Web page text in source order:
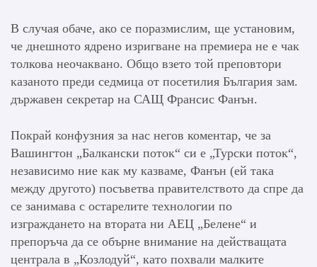
В случая обаче, ако се поразмислим, ще установим,
че днешното ядрено изригване на премиера не е чак
толкова неочаквано. Общо взето той преповтори
казаното преди седмица от посетилия България зам.
държавен секретар на САЩ Франсис Фанън.
Покрай конфузния за нас негов коментар, че за
Вашингтон „Балкански поток“ си е „Турски поток“,
независимо ние как му казваме, Фанън (ей така
между другото) посъветва правителството да спре да
се занимава с остарелите технологии по
изграждането на втората ни АЕЦ „Белене“ и
препоръча да се обърне внимание на действащата
централа в „Козлодуй“, като похвали малките